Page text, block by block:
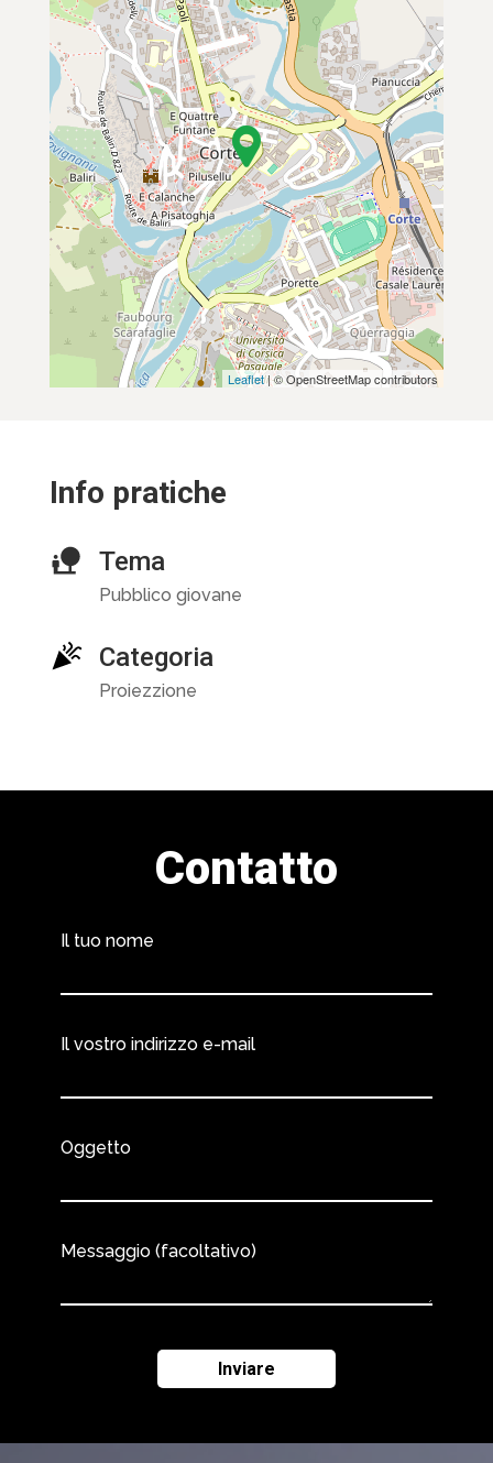
Leaflet| © OpenStreetMap contributors
Info pratiche
Tema
Pubblico giovane
Categoria
Proiezzione
Contatto
Il tuo nome
Il vostro indirizzo e-mail
Oggetto
Messaggio (facoltativo)